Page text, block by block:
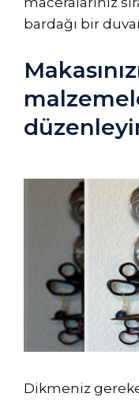
bardağı bir
Dikmeniz